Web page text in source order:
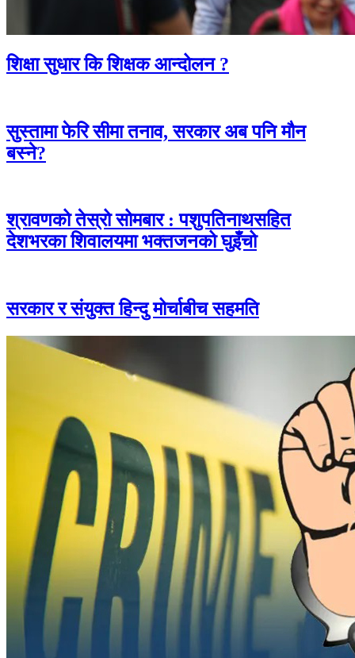
शिक्षा सुधार कि शिक्षक आन्दोलन ?
सुस्तामा फेरि सीमा तनाव, सरकार अब पनि मौन
बस्ने?
श्रावणको तेस्रो सोमबार : पशुपतिनाथसहित
देशभरका शिवालयमा भक्तजनको घुइँचो
सरकार र संयुक्त हिन्दु मोर्चाबीच सहमति